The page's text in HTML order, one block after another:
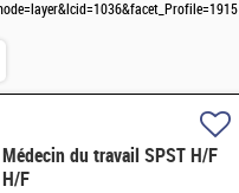
Médecin du travail SPST H/F
H/F